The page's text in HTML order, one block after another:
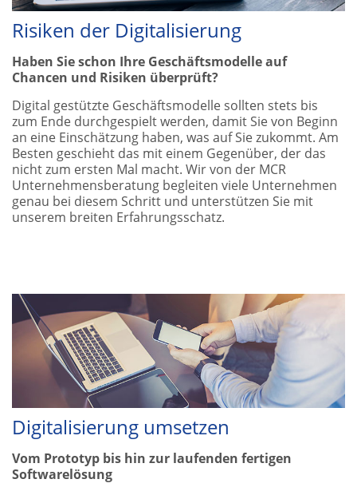
Risiken der Digitalisierung
Haben Sie schon Ihre Geschäftsmodelle auf
Chancen und Risiken überprüft?
Digital gestützte Geschäftsmodelle sollten stets bis
zum Ende durchgespielt werden, damit Sie von Beginn
an eine Einschätzung haben, was auf Sie zukommt. Am
Besten geschieht das mit einem Gegenüber, der das
nicht zum ersten Mal macht. Wir von der MCR
Unternehmensberatung begleiten viele Unternehmen
genau bei diesem Schritt und unterstützen Sie mit
unserem breiten Erfahrungsschatz.
Digitalisierung umsetzen
Vom Prototyp bis hin zur laufenden fertigen
Softwarelösung